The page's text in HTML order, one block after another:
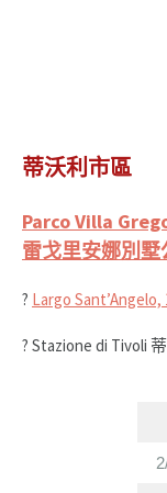
蒂沃利市區
Parco Villa
雷戈里安娜別墅
? Largo
? Stazione di Tivoli